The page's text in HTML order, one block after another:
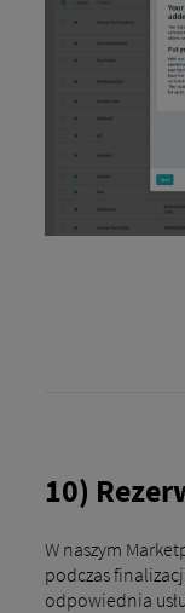
10)
W naszym
podczas
odpowiednia